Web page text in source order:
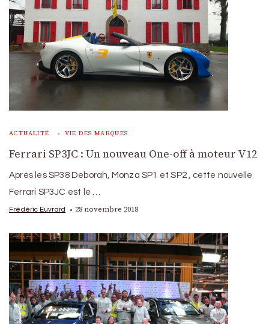
ACTUALITÉ VIE DES MARQUES
Ferrari SP3JC : Un nouveau One-off à moteur V12
Après les SP38 Deborah, Monza SP1 et SP2 , cette nouvelle
Ferrari SP3JC est le …
Frédéric Euvrard 28 novembre 2018